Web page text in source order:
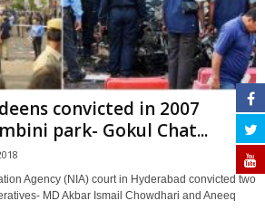
convicted in 2007
park- Gokul Chat...
0
Agency (NIA) court in Hyderabad convicted two
MD Akbar Ismail Chowdhari and Aneeq